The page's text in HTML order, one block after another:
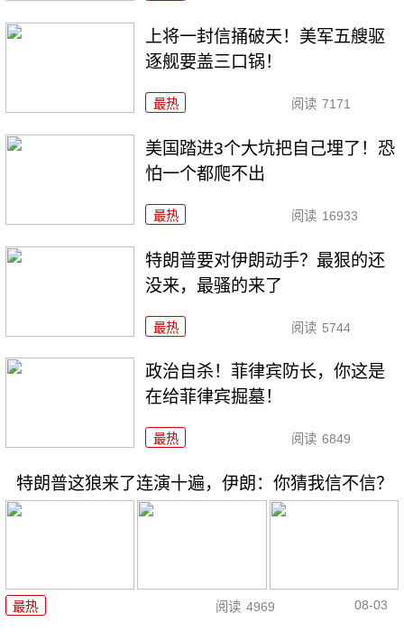
上将一封信捅破天！美军五艘驱
逐舰要盖三口锅！
最热 阅读 7171
美国踏进3个大坑把自己埋了！恐
怕一个都爬不出
最热 阅读 16933
特朗普要对伊朗动手？最狠的还
没来，最骚的来了
最热 阅读 5744
政治自杀！菲律宾防长，你这是
在给菲律宾掘墓！
最热 阅读 6849
特朗普这狼来了连演十遍，伊朗：你猜我信不信？
最热 阅读 4969 08-03